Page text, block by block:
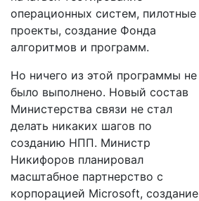
операционных систем, пилотные
проекты, создание Фонда
алгоритмов и программ.
Но ничего из этой программы не
было выполнено. Новый состав
Министерства связи не стал
делать никаких шагов по
созданию НПП. Министр
Никифоров планировал
масштабное партнерство с
корпорацией Microsoft, создание